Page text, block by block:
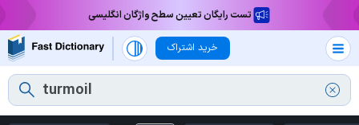
تست رایگان تعیین سطح واژگان انگلیسی
خرید اشتراک